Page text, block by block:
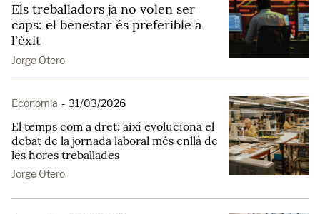
Els treballadors ja no volen ser
caps: el benestar és preferible a
l'èxit
Jorge Otero
Economia - 31/03/2026
El temps com a dret: així evoluciona el
debat de la jornada laboral més enllà de
les hores treballades
Jorge Otero